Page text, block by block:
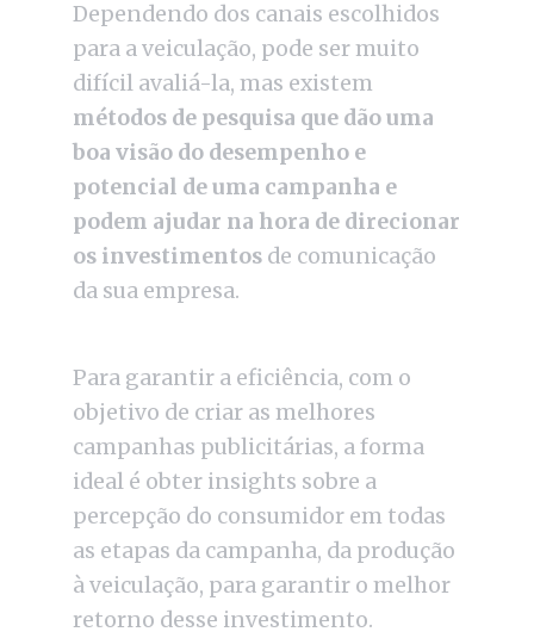
Dependendo dos canais escolhidos
para a veiculação, pode ser muito
difícil avaliá-la, mas existem
métodos de pesquisa que dão uma
boa visão do desempenho e
potencial de uma campanha e
podem ajudar na hora de direcionar
os investimentosde comunicação
da sua empresa.
Para garantir a eficiência, com o
objetivo de criar as melhores
campanhas publicitárias, a forma
ideal é obter insights sobre a
percepção do consumidor em todas
as etapas da campanha, da produção
à veiculação, para garantir o melhor
retorno desse investimento.